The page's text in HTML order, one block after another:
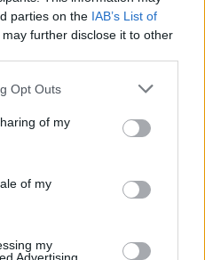
parties on the IAB’s List of
may further disclose it to other
uses one or more Google
behaviour. You may click to
and its third-party tags to
purposes in below Google
Opt Outs
of my
of my
my
ajan olevan 1:19
sanoi jotakin, missä
Bø kertoi Norjan
meni, annoin